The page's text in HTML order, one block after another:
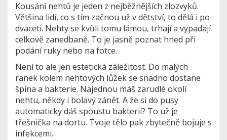
Kousání nehtů je jeden z nejběžnějších zlozvyků.
Většina lidí, co s tím začnou už v dětství, to dělá i po
dvaceti. Nehty se kvůli tomu lámou, trhají a vypadají
celkově zanedbaně. To je jasně poznat hned při
podání ruky nebo na fotce.
Není to ale jen estetická záležitost. Do malých
ranek kolem nehtových lůžek se snadno dostane
špína a bakterie. Najednou máš zarudlé okolí
nehtu, někdy i bolavý zánět. A že si do pusy
automaticky dáš spoustu bakterií? To už je
třešnička na dortu. Tvoje tělo pak zbytečně bojuje s
infekcemi.